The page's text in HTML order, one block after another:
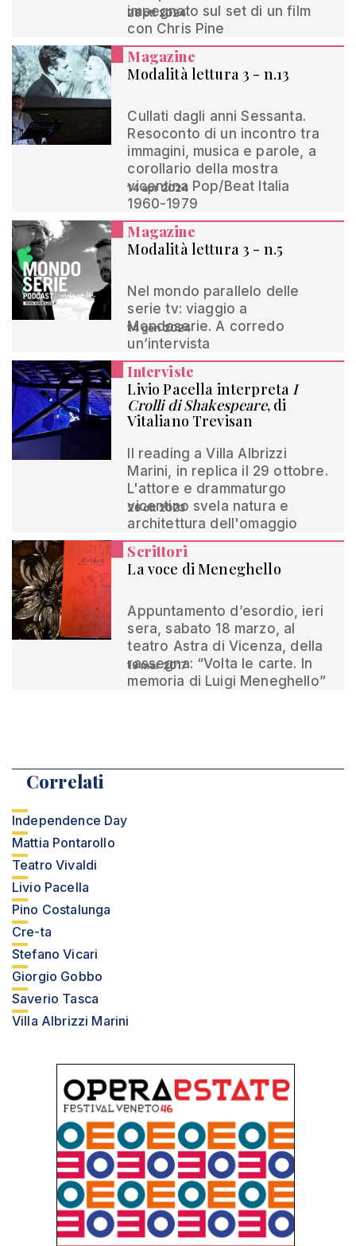
impegnato sul set di un film
con Chris Pine
28 ott 2024
Magazine
Modalità lettura 3 - n.13
Cullati dagli anni Sessanta.
Resoconto di un incontro tra
immagini, musica e parole, a
corollario della mostra
vicentina Pop/Beat Italia
1960-1979
14 apr 2024
Magazine
Modalità lettura 3 - n.5
Nel mondo parallelo delle
serie tv: viaggio a
Mondoserie. A corredo
un’intervista
14 gen 2024
Interviste
Livio Pacella interpreta I
Crolli di Shakespeare, di
Vitaliano Trevisan
Il reading a Villa Albrizzi
Marini, in replica il 29 ottobre.
L'attore e drammaturgo
vicentino svela natura e
architettura dell'omaggio
26 ott 2023
Scrittori
La voce di Meneghello
Appuntamento d’esordio, ieri
sera, sabato 18 marzo, al
teatro Astra di Vicenza, della
rassegna: “Volta le carte. In
memoria di Luigi Meneghello”
19 mar 2017
Correlati
Independence Day
Mattia Pontarollo
Teatro Vivaldi
Livio Pacella
Pino Costalunga
Cre-ta
Stefano Vicari
Giorgio Gobbo
Saverio Tasca
Villa Albrizzi Marini